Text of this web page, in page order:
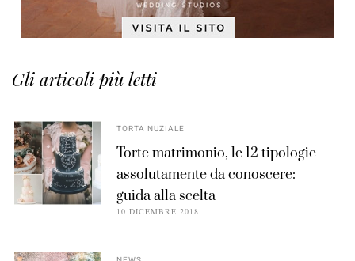
Gli articoli più letti
TORTA NUZIALE
Torte matrimonio, le 12 tipologie
assolutamente da conoscere:
guida alla scelta
10 DICEMBRE 2018